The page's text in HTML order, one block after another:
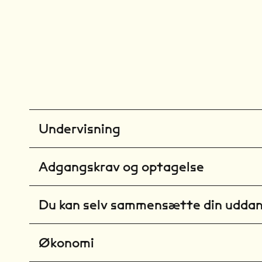
Undervisning
Adgangskrav og optagelse
Du kan selv sammensætte din
Økonomi